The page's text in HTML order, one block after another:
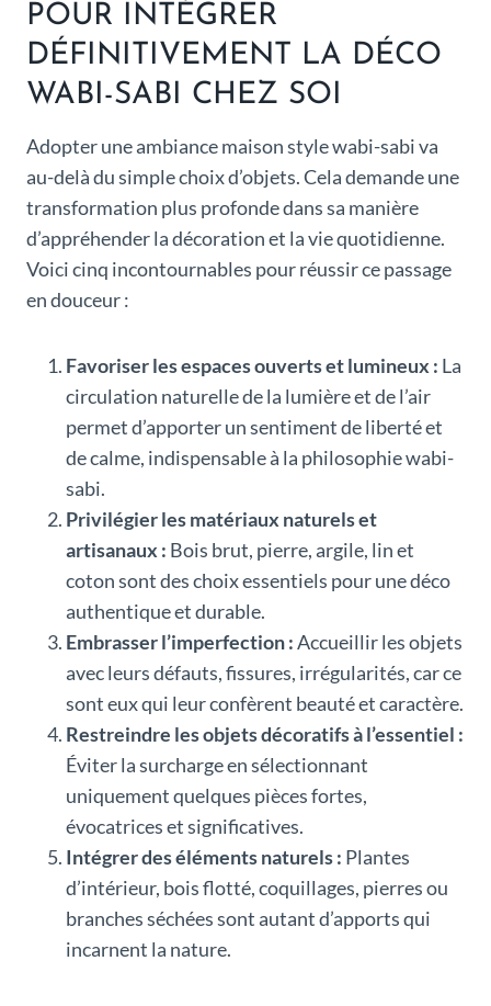
POUR INTÉGRER
DÉFINITIVEMENT LA DÉCO
WABI-SABI CHEZ SOI
Adopter une ambiance maison style wabi-sabi va
au-delà du simple choix d’objets. Cela demande une
transformation plus profonde dans sa manière
d’appréhender la décoration et la vie quotidienne.
Voici cinq incontournables pour réussir ce passage
en douceur :
Favoriser les espaces ouverts et lumineux : La
circulation naturelle de la lumière et de l’air
permet d’apporter un sentiment de liberté et
de calme, indispensable à la philosophie wabi-
sabi.
Privilégier les matériaux naturels et
artisanaux : Bois brut, pierre, argile, lin et
coton sont des choix essentiels pour une déco
authentique et durable.
Embrasser l’imperfection :Accueillir les objets
avec leurs défauts, fissures, irrégularités, car ce
sont eux qui leur confèrent beauté et caractère.
Restreindre les objets décoratifs à l’essentiel :
Éviter la surcharge en sélectionnant
uniquement quelques pièces fortes,
évocatrices et significatives.
Intégrer des éléments naturels : Plantes
d’intérieur, bois flotté, coquillages, pierres ou
branches séchées sont autant d’apports qui
incarnent la nature.